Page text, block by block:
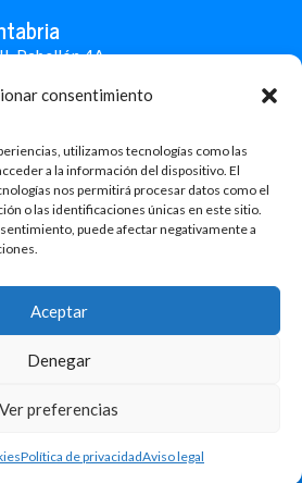
consentimiento
utilizamos tecnologías como las
a la información del dispositivo. El
nos permitirá procesar datos como el
o las identificaciones únicas en este sitio.
puede afectar negativamente a
Aceptar
Denegar
Ver preferencias
Política de privacidadAviso legal
Pabellón 4A
Todos los derechos reservados.